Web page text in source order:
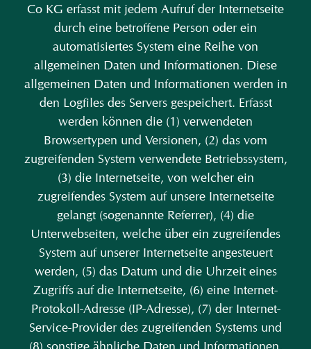
Co KG erfasst mit jedem Aufruf der Internetseite
durch eine betroffene Person oder ein
automatisiertes System eine Reihe von
allgemeinen Daten und Informationen. Diese
allgemeinen Daten und Informationen werden in
den Logfiles des Servers gespeichert. Erfasst
werden können die (1) verwendeten
Browsertypen und Versionen, (2) das vom
zugreifenden System verwendete Betriebssystem,
(3) die Internetseite, von welcher ein
zugreifendes System auf unsere Internetseite
gelangt (sogenannte Referrer), (4) die
Unterwebseiten, welche über ein zugreifendes
System auf unserer Internetseite angesteuert
werden, (5) das Datum und die Uhrzeit eines
Zugriffs auf die Internetseite, (6) eine Internet-
Protokoll-Adresse (IP-Adresse), (7) der Internet-
Service-Provider des zugreifenden Systems und